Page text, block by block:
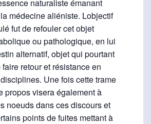
naturaliste émanant
médecine aliéniste. Lobjectif
fut de refouler cet objet
ou pathologique, en lui
alternatif, objet qui pourtant
retour et résistance en
Une fois cette trame
propos visera également à
noeuds dans ces discours et
points de fuites mettant à